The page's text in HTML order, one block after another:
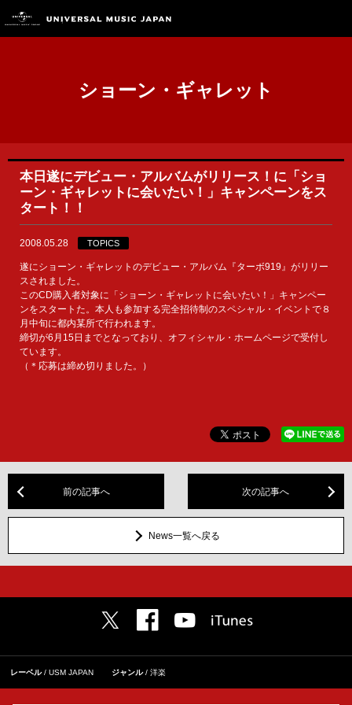
ショーン・ギャレット
本日遂にデビュー・アルバムがリリース！に「ショ
ーン・ギャレットに会いたい！」キャンペーンをス
タート！！
2008.05.28 TOPICS
遂にショーン・ギャレットのデビュー・アルバム『ターボ919』がリリー
スされました。
このCD購入者対象に「ショーン・ギャレットに会いたい！」キャンペー
ンをスタートた。本人も参加する完全招待制のスペシャル・イベントで８
月中旬に都内某所で行われます。
締切が6月15日までとなっており、オフィシャル・ホームページで受付し
ています。
（＊応募は締め切りました。）
前の記事へ 次の記事へ
News一覧へ戻る
レーベル USM JAPAN ジャンル 洋楽